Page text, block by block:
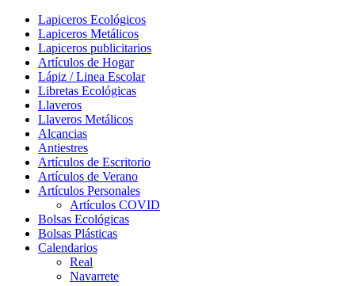
Lapiceros Ecológicos
Lapiceros Metálicos
Lapiceros publicitarios
Artículos de Hogar
Lápiz / Linea Escolar
Libretas Ecológicas
Llaveros
Llaveros Metálicos
Alcancias
Antiestres
Artículos de Escritorio
Artículos de Verano
Artículos Personales
Artículos COVID
Bolsas Ecológicas
Bolsas Plásticas
Calendarios
Real
Navarrete